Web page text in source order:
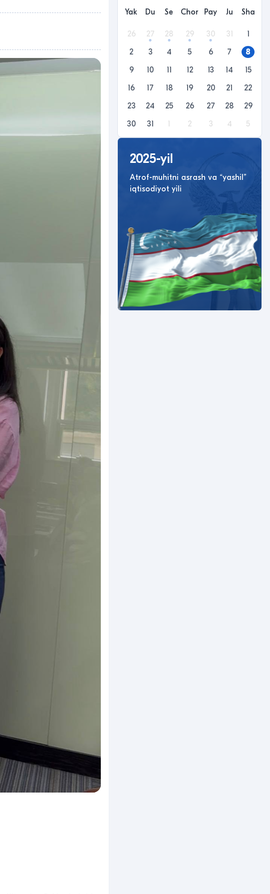
Yak Du Se Chor Pay Ju Sha
26 27 28 29 30 31
1
2
3 4 5 6 7
8
9
10 11 12 13 14
15
16
17 18 19 20 21
22
23
24 25 26 27 28
29
30
31 2 3 4 5
2025-yil
Atrof-muhitni asrash va “yashil”
iqtisodiyot yili